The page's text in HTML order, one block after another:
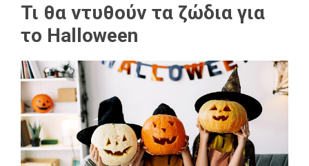
Τι θα ντυθούν τα ζώδια για
το Halloween